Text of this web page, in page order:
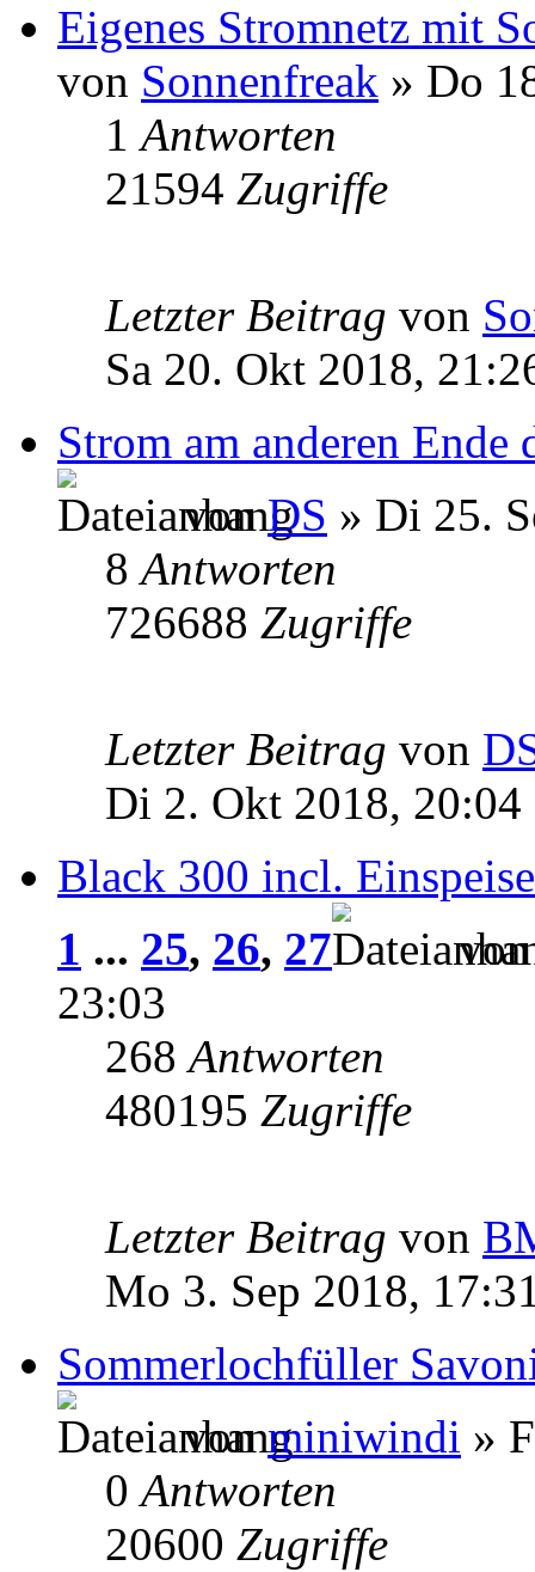
Eigenes Stromnetz mit
von Sonnenfreak » Do
1Antworten
21594 Zugriffe
Letzter Beitrag von
Sa 20. Okt 2018,
Strom am anderen Ende
vonDS » Di 25.
8Antworten
726688 Zugriffe
Letzter Beitrag von
Di 2. Okt 2018, 20:04
Black 300 incl.
1 ... 25, 26, 27
23:03
268Antworten
480195 Zugriffe
Letzter Beitrag von
Mo 3. Sep 2018,
Sommerlochfüller
vonminiwindi »
0Antworten
20600 Zugriffe